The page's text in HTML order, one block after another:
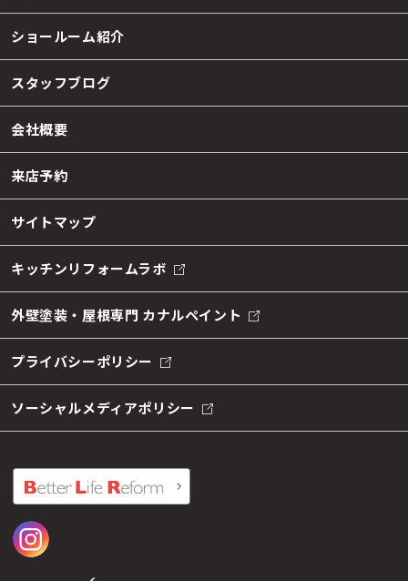
ショールーム紹介
スタッフブログ
会社概要
来店予約
サイトマップ
キッチンリフォームラボ
外壁塗装・屋根専門 カナルペイント
プライバシーポリシー
ソーシャルメディアポリシー